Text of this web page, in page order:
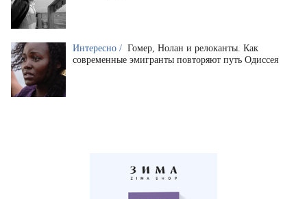
Интересно / Гомер, Нолан и релоканты. Как
современные эмигранты повторяют путь Одиссея